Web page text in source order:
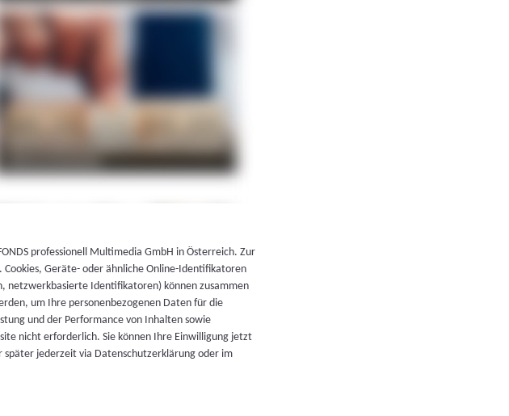
professionell Multimedia GmbH in Österreich. Zur
. Cookies, Geräte- oder ähnliche Online-Identifikatoren
netzwerkbasierte Identifikatoren) können zusammen
um Ihre personenbezogenen Daten für die
und der Performance von Inhalten sowie
nicht erforderlich. Sie können Ihre Einwilligung jetzt
später jederzeit via Datenschutzerklärung oder im